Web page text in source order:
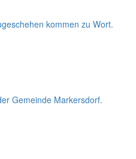
kommen zu Wort.
Gemeinde Markersdorf.